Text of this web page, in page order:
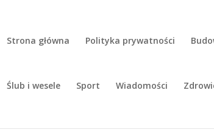
Strona główna Polityka prywatności
Ślub i wesele Sport Wiadomości